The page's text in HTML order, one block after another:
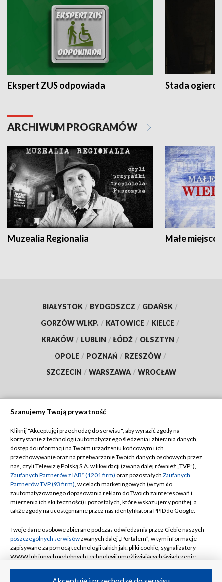
Ekspert ZUS odpowiada Stada
ARCHIWUM PROGRAMÓW
Muzealia Regionalia Małe
BIAŁYSTOK / BYDGOSZCZ / GDAŃSK /
GORZÓW WLKP. / KATOWICE / KIELCE /
KRAKÓW / LUBLIN / ŁÓDŹ / OLSZTYN /
OPOLE / POZNAŃ / RZESZÓW /
SZCZECIN / WARSZAWA / WROCŁAW
TVP
Abonament TVP
Emisja w TVP
Centrum informacji TVP
Naziemna Telewizja Cyfrowa
Rada Programowa
System NOS
Informacje o nadawcy
Regulamin TVP
Polityka prywatności
Moje zgody
Pomoc
Kontakt
Kanały
Szanujemy Twoją prywatność
Kliknij "Akceptuję i przechodzę do serwisu", aby wyrazić zgody na
korzystanie z technologii automatycznego śledzenia i zbierania danych,
dostęp do informacji na Twoim urządzeniu końcowym i ich
przechowywanie oraz na przetwarzanie Twoich danych osobowych przez
nas, czyli Telewizję Polską S.A. w likwidacji (zwaną dalej również „TVP”),
Zaufanych Partnerów z IAB* (1201 firm) oraz pozostałych Zaufanych
Partnerów TVP (93 firm), w celach marketingowych (w tym do
zautomatyzowanego dopasowania reklam do Twoich zainteresowań i
mierzenia ich skuteczności) i pozostałych, które wskazujemy poniżej, a
także zgody na udostępnianie przez nas identyfikatora PPID do Google.
Twoje dane osobowe zbierane podczas odwiedzania przez Ciebie naszych
poszczególnych serwisówzwanych dalej „Portalem”, w tym informacje
zapisywane za pomocą technologii takich jak: pliki cookie, sygnalizatory
WWW lub innych podobnych technologii umożliwiających świadczenie